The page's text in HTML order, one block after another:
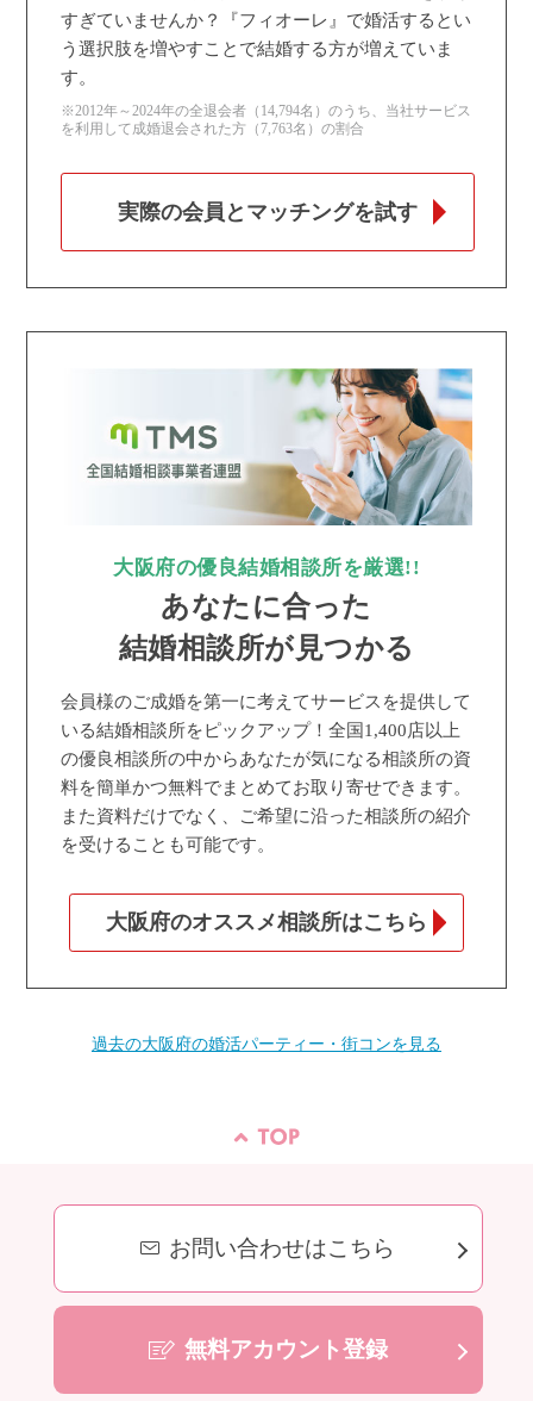
すぎていませんか？『フィオーレ』で婚活するとい
う選択肢を増やすことで結婚する方が増えていま
す。
※2012年～2024年の全退会者（14,794名）のうち、当社サービス
を利用して成婚退会された方（7,763名）の割合
実際の会員とマッチングを試す
大阪府の優良結婚相談所を厳選!!
あなたに合った
結婚相談所が見つかる
会員様のご成婚を第一に考えてサービスを提供して
いる結婚相談所をピックアップ！全国1,400店以上
の優良相談所の中からあなたが気になる相談所の資
料を簡単かつ無料でまとめてお取り寄せできます。
また資料だけでなく、ご希望に沿った相談所の紹介
を受けることも可能です。
大阪府のオススメ相談所はこちら
過去の大阪府の婚活パーティー・街コンを見る
お問い合わせはこちら
無料アカウント登録